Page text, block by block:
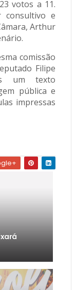
votos a 11.
consultivo e
Arthur
comissão
Filipe
um texto
pública e
impressas